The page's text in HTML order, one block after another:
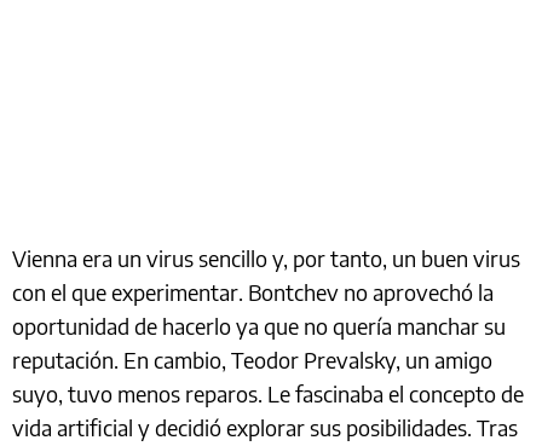
Vienna era un virus sencillo y, por tanto, un buen virus
con el que experimentar. Bontchev no aprovechó la
oportunidad de hacerlo ya que no quería manchar su
reputación. En cambio, Teodor Prevalsky, un amigo
suyo, tuvo menos reparos. Le fascinaba el concepto de
vida artificial y decidió explorar sus posibilidades. Tras